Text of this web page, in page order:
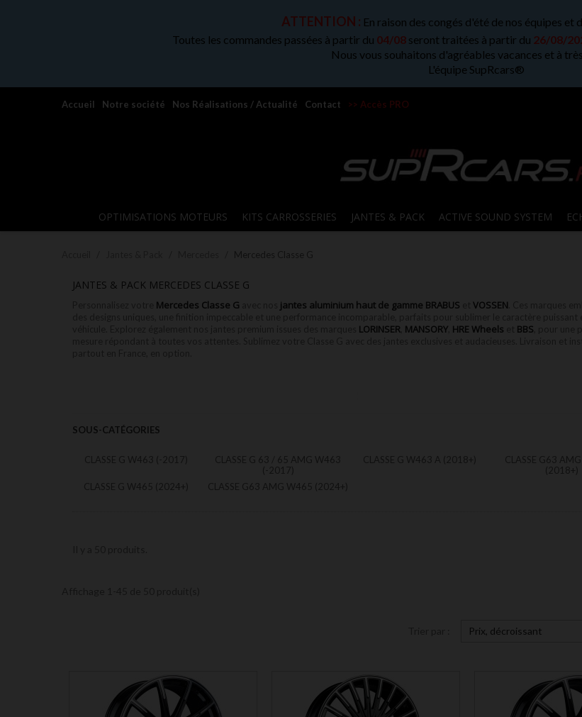
ATTENTION : En raison des congés d'été de nos équipes et
Toutes les commandes passées à partir du 04/08 seront traitées à partir du 26/08/
Nous vous souhaitons d'agréables vacances et à
L'équipe SupRcars®
Accueil Notre société Nos Réalisations / Actualité Contact >> Accès PRO
OPTIMISATIONS MOTEURS KITS CARROSSERIES JANTES & PACK ACTIVE SOUND SYSTEM
JANTES & PACK MERCEDES CLASSE G
Mercedes Classe G jantes aluminium haut de gamme BRABUS VOSSEN
LORINSER MANSORY HRE Wheels BBS
SOUS-CATÉGORIES
Prix, décroissant